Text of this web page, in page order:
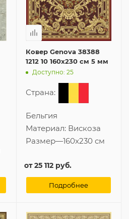
Ковер Genova 38388
1212 10 160x230 см 5 мм
Доступно: 25
Страна:
Бельгия
Материал: Вискоза
Размер—160x230 см
от25 112 руб.
Подробнее